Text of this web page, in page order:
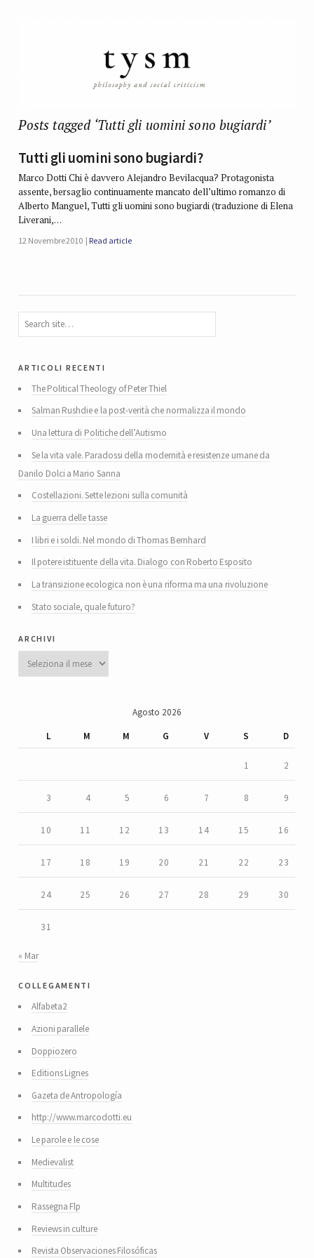
Posts tagged ‘Tutti gli uomini sono bugiardi’
Tutti gli uomini sono bugiardi?
Marco Dotti Chi è davvero Alejandro Bevilacqua? Protagonista
assente, bersaglio continuamente mancato dell’ultimo romanzo di
Alberto Manguel, Tutti gli uomini sono bugiardi (traduzione di Elena
Liverani,…
12 Novembre 2010 Read article
articoli recenti
The Political Theology of Peter Thiel
Salman Rushdie e la post-verità che normalizza il mondo
Una lettura di Politiche dell’Autismo
Se la vita vale. Paradossi della modernità e resistenze umane da
Danilo Dolci a Mario Sanna
Costellazioni. Sette lezioni sulla comunità
La guerra delle tasse
I libri e i soldi. Nel mondo di Thomas Bernhard
Il potere istituente della vita. Dialogo con Roberto Esposito
La transizione ecologica non è una riforma ma una rivoluzione
Stato sociale, quale futuro?
archivi
Archivi
Agosto 2026
L
M M G V S D
1 2
3 4 5 6 7 8 9
10 11 12 13 14 15 16
17 18 19 20 21 22 23
24 25 26 27 28 29 30
31
« Mar
collegamenti
Alfabeta2
Azioni parallele
Doppiozero
Editions Lignes
Gazeta de Antropología
http://www.marcodotti.eu
Le parole e le cose
Medievalist
Multitudes
Rassegna Flp
Reviews in culture
Revista Observaciones Filosóficas